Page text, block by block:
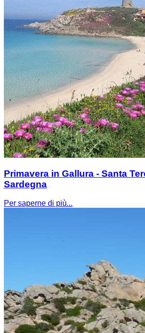
Primavera in Gallura - Santa
Sardegna
Per saperne di più...